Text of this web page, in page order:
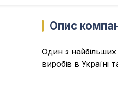
Опис
Один з
виробів в Україні